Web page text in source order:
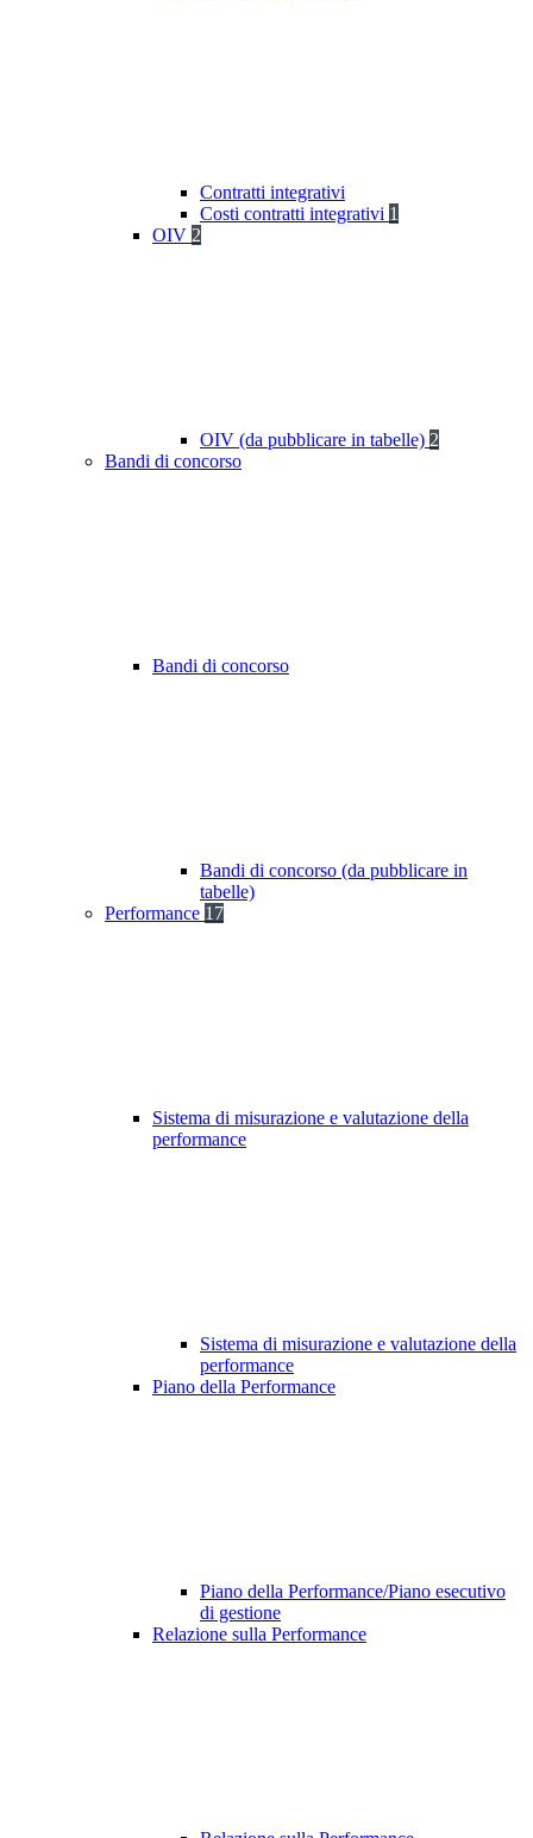
Contratti integrativi
Costi contratti integrativi 1
OIV 2
OIV (da pubblicare in tabelle) 2
Bandi di concorso
Bandi di concorso
Bandi di concorso (da pubblicare in
tabelle)
Performance 17
Sistema di misurazione e valutazione della
performance
Sistema di misurazione e valutazione della
performance
Piano della Performance
Piano della Performance/Piano esecutivo
di gestione
Relazione sulla Performance